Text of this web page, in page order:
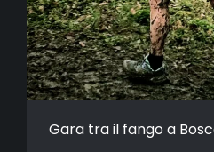
Gara tra il fango a